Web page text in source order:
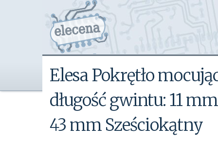
Elesa Pokrętło
długość gwintu: 11
43 mm Sześciokątny